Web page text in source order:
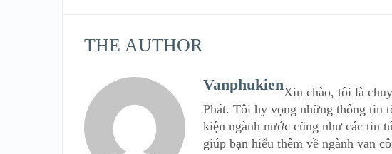
THE AUTHOR
VanphukienXin chào, tôi là
Phát. Tôi hy vọng những thông tin
kiện ngành nước cũng như các tin
giúp bạn hiểu thêm về ngành van